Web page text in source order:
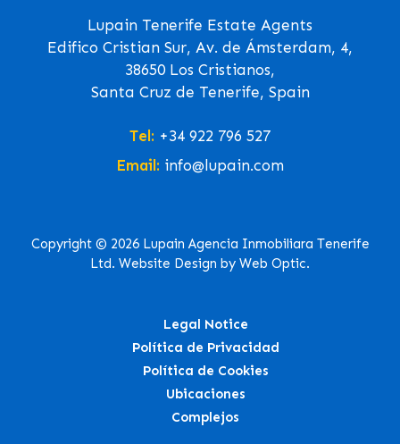
Lupain Tenerife Estate Agents
Edifico Cristian Sur, Av. de Ámsterdam, 4,
38650 Los Cristianos,
Santa Cruz de Tenerife, Spain
Tel: +34 922 796 527
Email: info@lupain.com
Copyright © 2026 Lupain Agencia Inmobiliara Tenerife
Ltd. Website Design by Web Optic.
Legal Notice
Política de Privacidad
Política de Cookies
Ubicaciones
Complejos